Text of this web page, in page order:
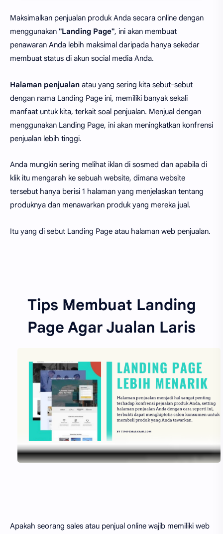
Maksimalkan penjualan produk Anda secara online dengan
menggunakan "Landing Page", ini akan membuat
penawaran Anda lebih maksimal daripada hanya sekedar
membuat status di akun social media Anda.
Halaman penjualan atau yang sering kita sebut-sebut
dengan nama Landing Page ini, memiliki banyak sekali
manfaat untuk kita, terkait soal penjualan. Menjual dengan
menggunakan Landing Page, ini akan meningkatkan konfrensi
penjualan lebih tinggi.
Anda mungkin sering melihat iklan di sosmed dan apabila di
klik itu mengarah ke sebuah website, dimana website
tersebut hanya berisi 1 halaman yang menjelaskan tentang
produknya dan menawarkan produk yang mereka jual.
Itu yang di sebut Landing Page atau halaman web penjualan.
Tips Membuat Landing
Page Agar Jualan Laris
Apakah seorang sales atau penjual online wajib memiliki web